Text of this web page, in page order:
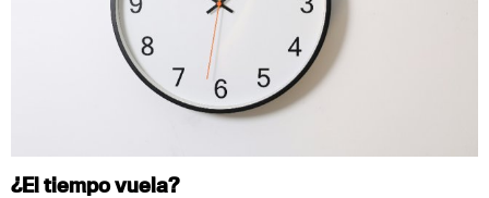
¿El tiempo vuela?